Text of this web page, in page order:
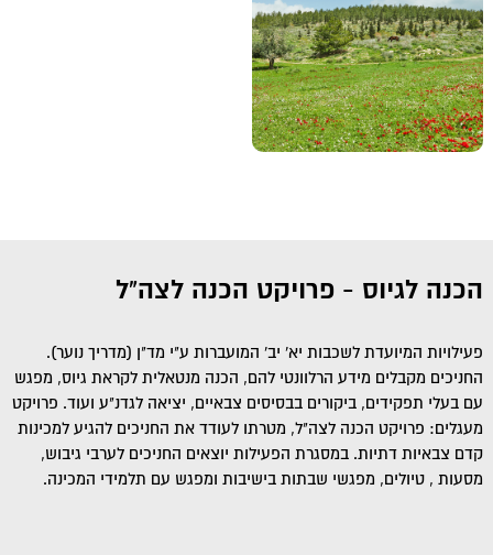
הכנה לגיוס - פרויקט הכנה לצה"ל
פעילויות המיועדת לשכבות יא' יב' המועברות ע"י מד"ן (מדריך נוער).
החניכים מקבלים מידע הרלוונטי להם, הכנה מנטאלית לקראת גיוס, מפגש
עם בעלי תפקידים, ביקורים בבסיסים צבאיים, יציאה לגדנ"ע ועוד. פרויקט
מעגלים: פרויקט הכנה לצה"ל, מטרתו לעודד את החניכים להגיע למכינות
קדם צבאיות דתיות. במסגרת הפעילות יוצאים החניכים לערבי גיבוש,
מסעות , טיולים, מפגשי שבתות בישיבות ומפגש עם תלמידי המכינה.